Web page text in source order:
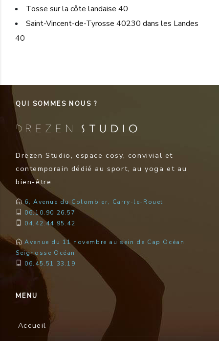
Tosse sur la côte landaise 40
Saint-Vincent-de-Tyrosse 40230 dans les Landes
40
QUI SOMMES NOUS ?
Drezen Studio, espace cosy, convivial et
contemporain dédié au sport, au yoga et au
bien-être.
6, Avenue du Colombier, Carry-le-Rouet
06.10.90.26.57
04.42.44.95.42
Avenue du 11 novembre au sein de Cap Océan,
Seignosse Océan
06.45.51.33.19
MENU
Accueil